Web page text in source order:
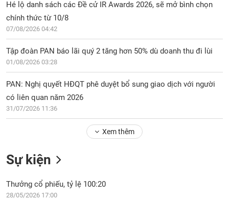
Cổ
phiếu
chi
tiết
Tổng
quan
Giao
dịch
tích
thuật
Hé lộ danh sách các Đề cử IR Awards 2026, sẽ mở bình chọn
chính thức từ 10/8
07/08/2026 04:42
Tập đoàn PAN báo lãi quý 2 tăng hơn 50% dù doanh thu đi lùi
01/08/2026 03:28
PAN: Nghị quyết HĐQT phê duyệt bổ sung giao dịch với người
có liên quan năm 2026
31/07/2026 11:36
Xem thêm
Sự kiện
Thưởng cổ phiếu, tỷ lệ 100:20
28/05/2026 17:00
MỚI
Ngành
(-)
VS-
SECTOR
LƯỢNG